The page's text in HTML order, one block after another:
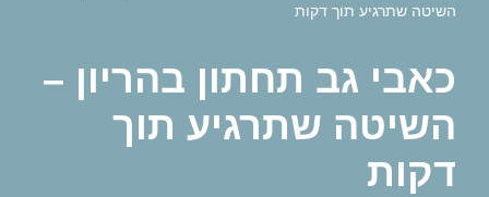
השיטה שתרגיע תוך דקות
כאבי גב תחתון בהריון –
השיטה שתרגיע תוך
דקות